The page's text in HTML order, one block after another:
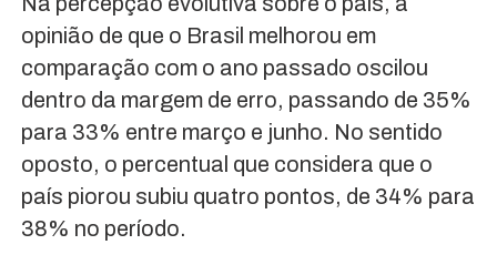
opinião de que o Brasil melhorou em
comparação com o ano passado oscilou
dentro da margem de erro, passando de 35%
para 33% entre março e junho. No sentido
oposto, o percentual que considera que o
país piorou subiu quatro pontos, de 34% para
38% no período.